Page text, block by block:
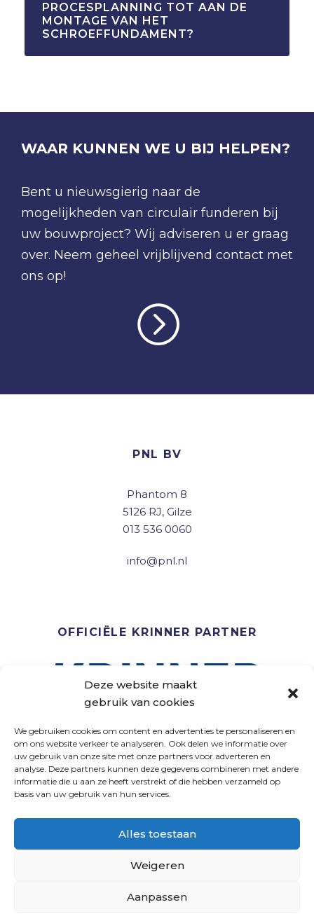
Deze website maakt
gebruik van cookies
We gebruiken cookies om content en advertenties te personaliseren en
om ons website verkeer te analyseren. Ook delen we informatie over
uw gebruik van onze site met onze partners voor adverteren en
analyse. Deze partners kunnen deze gegevens combineren met andere
informatie die u aan ze heeft verstrekt of die hebben verzameld op
basis van uw gebruik van hun services.
Alles toestaan
Weigeren
Aanpassen
PROCESPLANNING TOT AAN DE
MONTAGE VAN HET
SCHROEFFUNDAMENT?
WAAR KUNNEN WE U BIJ HELPEN?
Bent u nieuwsgierig naar de
mogelijkheden van circulair funderen bij
uw bouwproject? Wij adviseren u er graag
over. Neem geheel vrijblijvend contact met
ons op!
PNL BV
Phantom 8
5126 RJ, Gilze
013 536 0060
info@pnl.nl
OFFICIËLE KRINNER PARTNER
VOLG ONS